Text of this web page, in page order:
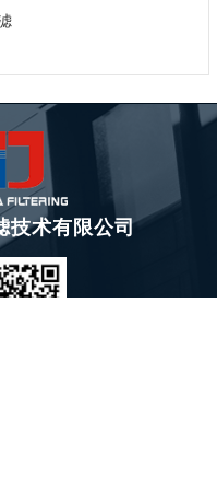
技术有限公司